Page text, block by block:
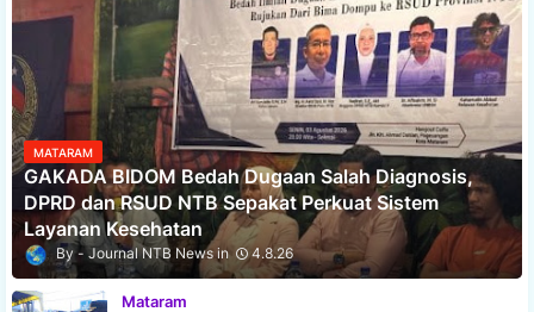
MATARAM
GAKADA BIDOM Bedah Dugaan Salah Diagnosis,
DPRD dan RSUD NTB Sepakat Perkuat Sistem
Layanan Kesehatan
Journal NTB News 4.8.26
Mataram